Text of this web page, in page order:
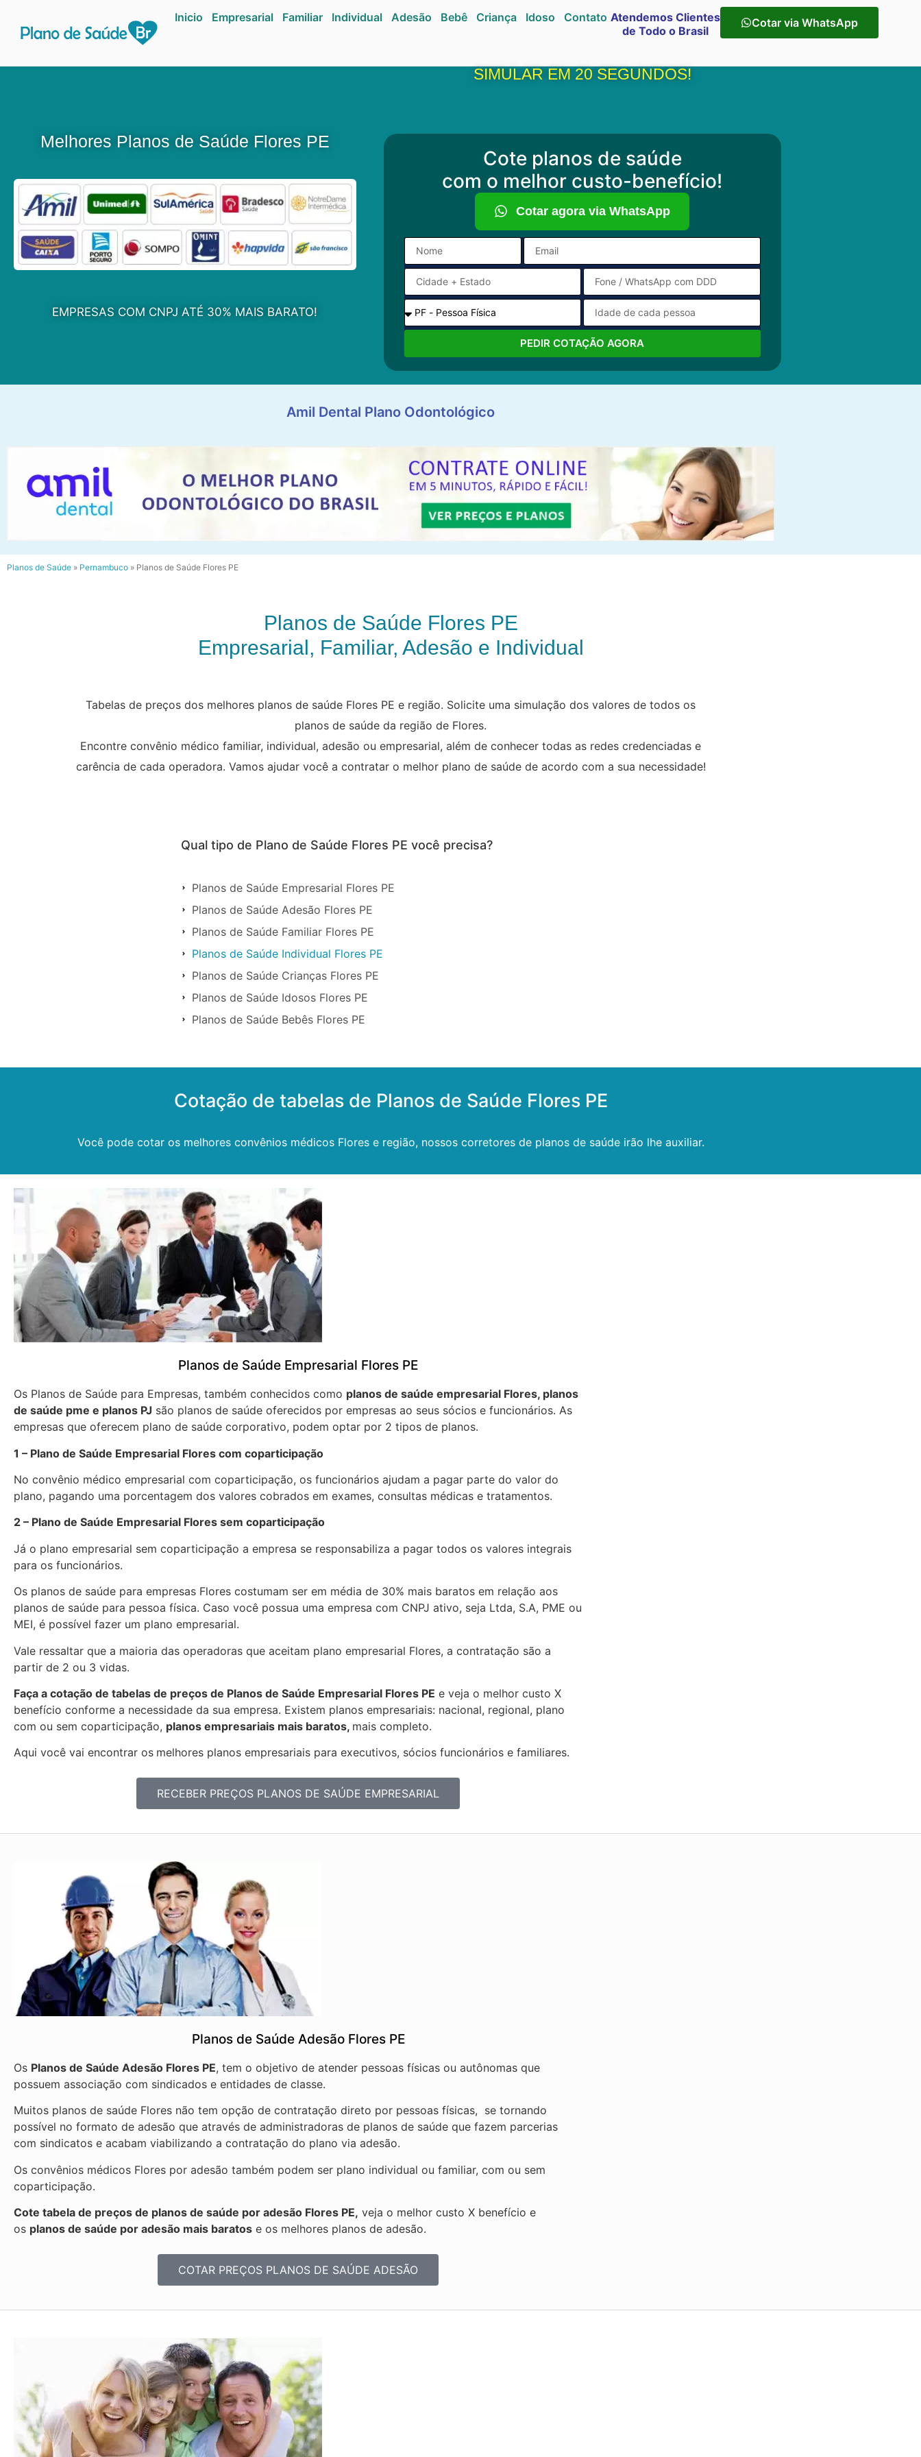
Inicio Empresarial Familiar Individual Adesão Bebê Criança Idoso Contato Atendemos Clientes
de Todo o Brasil
Cotar via WhatsApp
Melhores Planos de Saúde Flores PE
EMPRESAS COM CNPJ ATÉ 30% MAIS BARATO!
SIMULAR EM 20 SEGUNDOS!
Cote planos de saúde
com o melhor custo-benefício!
Cotar agora via WhatsApp
PEDIR COTAÇÃO AGORA
Amil Dental Plano Odontológico
Planos de Saúde » Pernambuco » Planos de Saúde Flores PE
Planos de Saúde Flores PE
Empresarial, Familiar, Adesão e Individual
Tabelas de preços dos melhores planos de saúde Flores PE e região. Solicite uma simulação dos valores de todos os
planos de saúde da região de Flores.
Encontre convênio médico familiar, individual, adesão ou empresarial, além de conhecer todas as redes credenciadas e
carência de cada operadora. Vamos ajudar você a contratar o melhor plano de saúde de acordo com a sua necessidade!
Qual tipo de Plano de Saúde Flores PE você precisa?
Planos de Saúde Empresarial Flores PE
Planos de Saúde Adesão Flores PE
Planos de Saúde Familiar Flores PE
Planos de Saúde Individual Flores PE
Planos de Saúde Crianças Flores PE
Planos de Saúde Idosos Flores PE
Planos de Saúde Bebês Flores PE
Cotação de tabelas de Planos de Saúde Flores PE
Você pode cotar os melhores convênios médicos Flores e região, nossos corretores de planos de saúde irão lhe auxiliar.
Planos de Saúde Empresarial Flores PE
Os Planos de Saúde para Empresas, também conhecidos como planos de saúde empresarial Flores, planos
de saúde pme e planos PJ são planos de saúde oferecidos por empresas ao seus sócios e funcionários. As
empresas que oferecem plano de saúde corporativo, podem optar por 2 tipos de planos.
1 – Plano de Saúde Empresarial Flores com coparticipação
No convênio médico empresarial com coparticipação, os funcionários ajudam a pagar parte do valor do
plano, pagando uma porcentagem dos valores cobrados em exames, consultas médicas e tratamentos.
2 – Plano de Saúde Empresarial Flores sem coparticipação
Já o plano empresarial sem coparticipação a empresa se responsabiliza a pagar todos os valores integrais
para os funcionários.
Os planos de saúde para empresas Flores costumam ser em média de 30% mais baratos em relação aos
planos de saúde para pessoa física. Caso você possua uma empresa com CNPJ ativo, seja Ltda, S.A, PME ou
MEI, é possível fazer um plano empresarial.
Vale ressaltar que a maioria das operadoras que aceitam plano empresarial Flores, a contratação são a
partir de 2 ou 3 vidas.
Faça a cotação de tabelas de preços de Planos de Saúde Empresarial Flores PE e veja o melhor custo X
benefício conforme a necessidade da sua empresa. Existem planos empresariais: nacional, regional, plano
com ou sem coparticipação, planos empresariais mais baratos, mais completo.
Aqui você vai encontrar os melhores planos empresariais para executivos, sócios funcionários e familiares.
RECEBER PREÇOS PLANOS DE SAÚDE EMPRESARIAL
Planos de Saúde Adesão Flores PE
Os Planos de Saúde Adesão Flores PE, tem o objetivo de atender pessoas físicas ou autônomas que
possuem associação com sindicados e entidades de classe.
Muitos planos de saúde Flores não tem opção de contratação direto por pessoas físicas, se tornando
possível no formato de adesão que através de administradoras de planos de saúde que fazem parcerias
com sindicatos e acabam viabilizando a contratação do plano via adesão.
Os convênios médicos Flores por adesão também podem ser plano individual ou familiar, com ou sem
coparticipação.
Cote tabela de preços de planos de saúde por adesão Flores PE, veja o melhor custo X benefício e
os planos de saúde por adesão mais baratos e os melhores planos de adesão.
COTAR PREÇOS PLANOS DE SAÚDE ADESÃO